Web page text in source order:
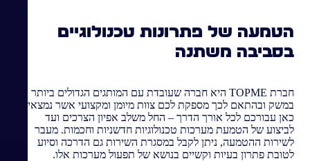
הטמעה של פתרונות טכנולוגיים
בסביבה משתנה
חברת TOPME היא חברה שעובדת עם המותגים הגדולים ביותר
במשק ובהתאם לכך מספקת לכם צוות מיומן ומקצועי אשר נמצאים
כאן עבורכם לכל אורך הדרך – החל משלב אפיון הצרכים ועד
לביצוע של הטמעת מערכות טכנולוגיות חדשניות וחכמות. מעבר
לשירות ההטמעה, ניתן לקבל במסגרת השירות גם הדרכה וסיוע
לטובת פתרון בעיות וקשיים בנושא של תפעול מערכות אלו.